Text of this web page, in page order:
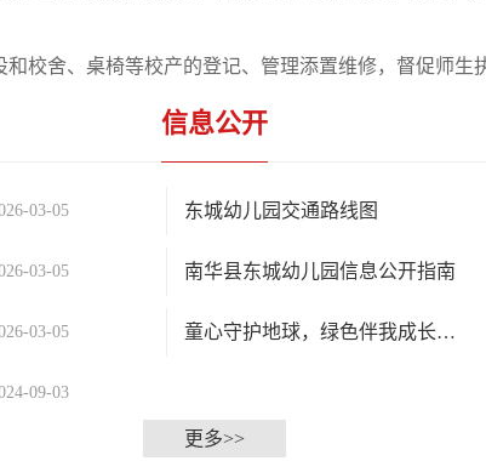
和校舍、桌椅等校产的登记、管理添置维修，督促师生
信息公开
03-05 东城幼儿园交通路线图
03-05 南华县东城幼儿园信息公开指南
03-05 童心守护地球，绿色伴我成长——南华县东城幼儿园“地球日”主题活动
09-03
更多>>